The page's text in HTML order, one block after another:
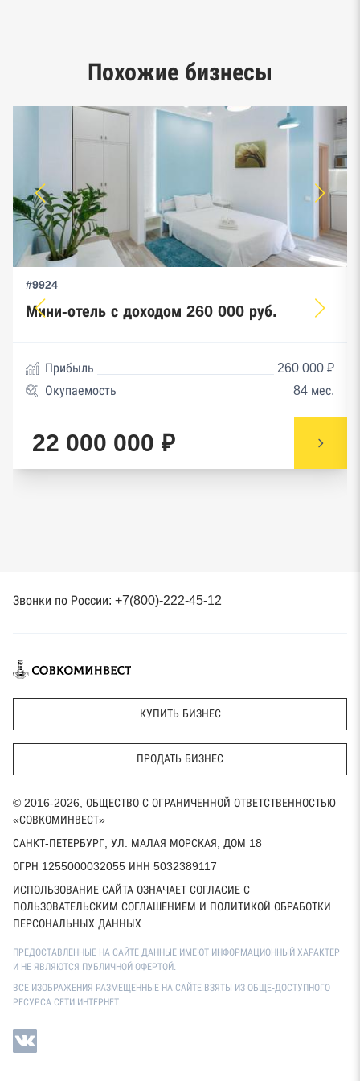
предпринимательства ФНС
Похожие бизнесы
#9924
Мини-отель с доходом 260 000 руб.
Прибыль
260 000 ₽
Окупаемость
84 мес.
22 000 000 ₽
Звонки по России: +7(800)-222-45-12
КУПИТЬ БИЗНЕС
ПРОДАТЬ БИЗНЕС
© 2016-2026, ОБЩЕСТВО С ОГРАНИЧЕННОЙ ОТВЕТСТВЕННОСТЬЮ
«СОВКОМИНВЕСТ»
САНКТ-ПЕТЕРБУРГ, УЛ. МАЛАЯ МОРСКАЯ, ДОМ 18
ОГРН 1255000032055 ИНН 5032389117
ИСПОЛЬЗОВАНИЕ САЙТА ОЗНАЧАЕТ СОГЛАСИЕ С
ПОЛЬЗОВАТЕЛЬСКИМ СОГЛАШЕНИЕМ И ПОЛИТИКОЙ ОБРАБОТКИ
ПЕРСОНАЛЬНЫХ ДАННЫХ
ПРЕДОСТАВЛЕННЫЕ НА САЙТЕ ДАННЫЕ ИМЕЮТ ИНФОРМАЦИОННЫЙ ХАРАКТЕР
И НЕ ЯВЛЯЮТСЯ ПУБЛИЧНОЙ ОФЕРТОЙ.
ВСЕ ИЗОБРАЖЕНИЯ РАЗМЕЩЕННЫЕ НА САЙТЕ ВЗЯТЫ ИЗ ОБЩЕ-ДОСТУПНОГО
РЕСУРСА СЕТИ ИНТЕРНЕТ.